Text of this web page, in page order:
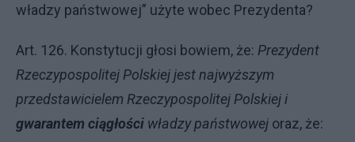
władzy państwowej” użyte wobec Prezydenta?
Art. 126. Konstytucji głosi bowiem, że: Prezydent
Rzeczypospolitej Polskiej jest najwyższym
przedstawicielem Rzeczypospolitej Polskiej i
gwarantem ciągłości władzy państwowej oraz, że: